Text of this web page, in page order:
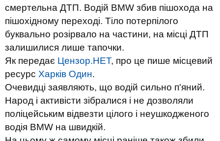
смертельна ДТП. Водій BMW збив пішохода на
пішохідному переході. Тіло потерпілого
буквально розірвало на частини, на місці ДТП
залишилися лише тапочки.
Як передає Цензор.НЕТ, про це пише місцевий
ресурс Харків Один.
Очевидці заявляють, що водій сильно п'яний.
Народ і активісти зібралися і не дозволяли
поліцейським відвезти цілого і неушкодженого
водія BMW на швидкій.